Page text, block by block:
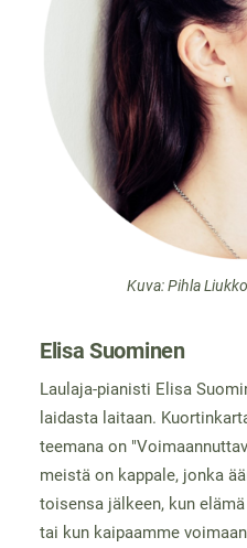
Kuva: Pihla
Elisa Suominen
Laulaja-pianisti Elisa
laidasta laitaan.
teemana on
meistä on kappale, jonka
toisensa jälkeen, kun
tai kun kaipaamme